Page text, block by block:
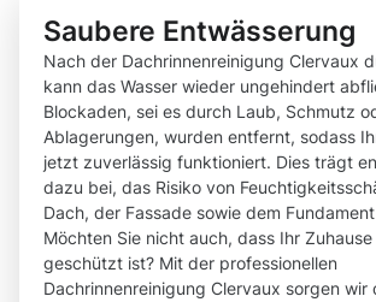
Saubere Entwässerung
Nach der Dachrinnenreinigung Clervaux
kann das Wasser wieder ungehindert
Blockaden, sei es durch Laub, Schmutz
Ablagerungen, wurden entfernt, sodass
jetzt zuverlässig funktioniert. Dies trägt
dazu bei, das Risiko von
Dach, der Fassade sowie dem
Möchten Sie nicht auch, dass Ihr
geschützt ist? Mit der professionellen
Dachrinnenreinigung Clervaux sorgen wir